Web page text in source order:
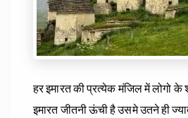
हर इमारत की प्रत्येक मंजिल में लोगो
इमारत जीतनी ऊंची है उसमे उतने ही